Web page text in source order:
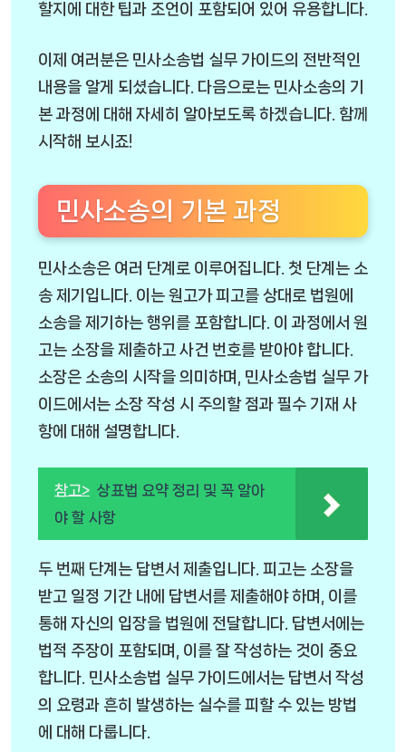
할지에 대한 팁과 조언이 포함되어 있어 유용합니다.
이제 여러분은 민사소송법 실무 가이드의 전반적인
내용을 알게 되셨습니다. 다음으로는 민사소송의 기
본 과정에 대해 자세히 알아보도록 하겠습니다. 함께
시작해 보시죠!
민사소송의 기본 과정
민사소송은 여러 단계로 이루어집니다. 첫 단계는 소
송 제기입니다. 이는 원고가 피고를 상대로 법원에
소송을 제기하는 행위를 포함합니다. 이 과정에서 원
고는 소장을 제출하고 사건 번호를 받아야 합니다.
소장은 소송의 시작을 의미하며, 민사소송법 실무 가
이드에서는 소장 작성 시 주의할 점과 필수 기재 사
항에 대해 설명합니다.
참고> 상표법 요약 정리 및 꼭 알아
야 할 사항
두 번째 단계는 답변서 제출입니다. 피고는 소장을
받고 일정 기간 내에 답변서를 제출해야 하며, 이를
통해 자신의 입장을 법원에 전달합니다. 답변서에는
법적 주장이 포함되며, 이를 잘 작성하는 것이 중요
합니다. 민사소송법 실무 가이드에서는 답변서 작성
의 요령과 흔히 발생하는 실수를 피할 수 있는 방법
에 대해 다룹니다.